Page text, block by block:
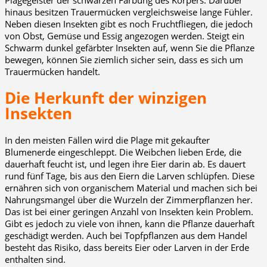
hinaus besitzen Trauermücken vergleichsweise lange Fühler.
Neben diesen Insekten gibt es noch Fruchtfliegen, die jedoch
von Obst, Gemüse und Essig angezogen werden. Steigt ein
Schwarm dunkel gefärbter Insekten auf, wenn Sie die Pflanze
bewegen, können Sie ziemlich sicher sein, dass es sich um
Trauermücken handelt.
Die Herkunft der winzigen
Insekten
In den meisten Fällen wird die Plage mit gekaufter
Blumenerde eingeschleppt. Die Weibchen lieben Erde, die
dauerhaft feucht ist, und legen ihre Eier darin ab. Es dauert
rund fünf Tage, bis aus den Eiern die Larven schlüpfen. Diese
ernähren sich von organischem Material und machen sich bei
Nahrungsmangel über die Wurzeln der Zimmerpflanzen her.
Das ist bei einer geringen Anzahl von Insekten kein Problem.
Gibt es jedoch zu viele von ihnen, kann die Pflanze dauerhaft
geschädigt werden. Auch bei Topfpflanzen aus dem Handel
besteht das Risiko, dass bereits Eier oder Larven in der Erde
enthalten sind.